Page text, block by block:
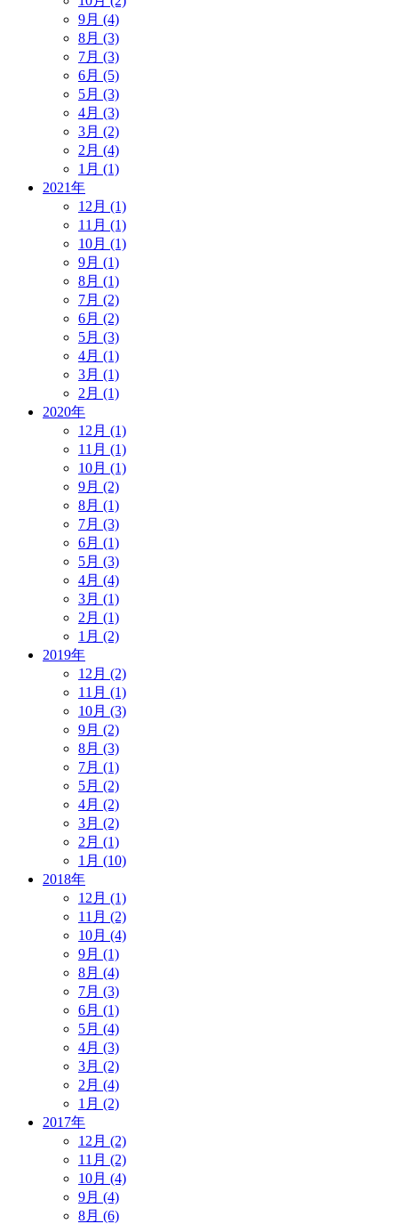
9月 (4)
8月 (3)
7月 (3)
6月 (5)
5月 (3)
4月 (3)
3月 (2)
2月 (4)
1月 (1)
2021年
12月 (1)
11月 (1)
10月 (1)
9月 (1)
8月 (1)
7月 (2)
6月 (2)
5月 (3)
4月 (1)
3月 (1)
2月 (1)
2020年
12月 (1)
11月 (1)
10月 (1)
9月 (2)
8月 (1)
7月 (3)
6月 (1)
5月 (3)
4月 (4)
3月 (1)
2月 (1)
1月 (2)
2019年
12月 (2)
11月 (1)
10月 (3)
9月 (2)
8月 (3)
7月 (1)
5月 (2)
4月 (2)
3月 (2)
2月 (1)
1月 (10)
2018年
12月 (1)
11月 (2)
10月 (4)
9月 (1)
8月 (4)
7月 (3)
6月 (1)
5月 (4)
4月 (3)
3月 (2)
2月 (4)
1月 (2)
2017年
12月 (2)
11月 (2)
10月 (4)
9月 (4)
8月 (6)